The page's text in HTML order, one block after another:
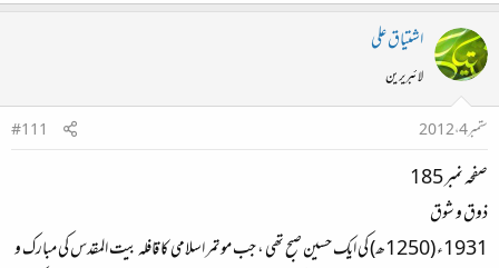
اشتیاق علی
لائبریرین
ستمبر 4، 2012
#111
صفحہ نمبر 185
ذوق و شوق
1931ء (1250ھ) کی ایک حسین صبح تھی ، جب موتمر اسلامی کا قافلہ بیت المقدس کی مبارک و